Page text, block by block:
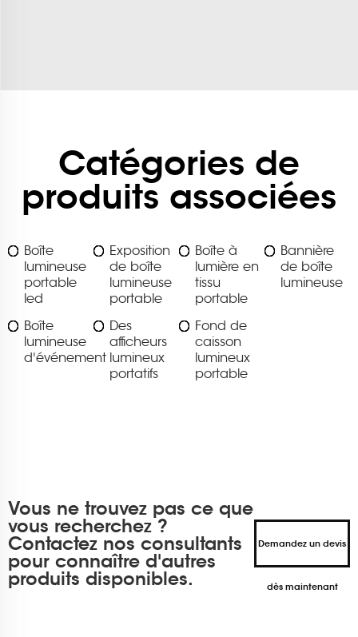
Catégories de
produits associées
Boîte
lumineuse
portable
led
Exposition
de boîte
lumineuse
portable
Boîte à
lumière en
tissu
portable
Bannière
de boîte
lumineuse
Boîte
lumineuse
d'événement
Des
afficheurs
lumineux
portatifs
Fond de
caisson
lumineux
portable
Vous ne trouvez pas ce que
vous recherchez ?
Contactez nos consultants
pour connaître d'autres
produits disponibles.
Demandez un devis
dès maintenant